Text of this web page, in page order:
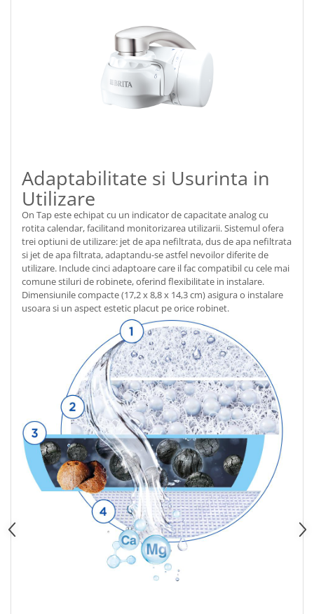
Adaptabilitate si Usurinta in
Utilizare
On Tap este echipat cu un indicator de capacitate analog cu
rotita calendar, facilitand monitorizarea utilizarii. Sistemul ofera
trei optiuni de utilizare: jet de apa nefiltrata, dus de apa nefiltrata
si jet de apa filtrata, adaptandu-se astfel nevoilor diferite de
utilizare. Include cinci adaptoare care il fac compatibil cu cele mai
comune stiluri de robinete, oferind flexibilitate in instalare.
Dimensiunile compacte (17,2 x 8,8 x 14,3 cm) asigura o instalare
usoara si un aspect estetic placut pe orice robinet.